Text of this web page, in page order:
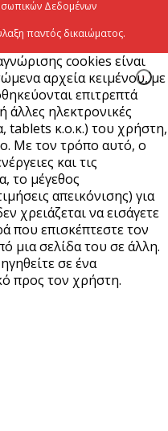
Δεδομένων
παντός δικαιώματος.
cookies είναι
αρχεία κειμένου, με
επιτρεπτά
άλλες ηλεκτρονικές
tablets κ.ο.κ.) του χρήστη,
Με τον τρόπο αυτό, ο
και τις
το μέγεθος
απεικόνισης) για
χρειάζεται να εισάγετε
που επισκέπτεστε τον
μια σελίδα του σε άλλη.
σε ένα
προς τον χρήστη.